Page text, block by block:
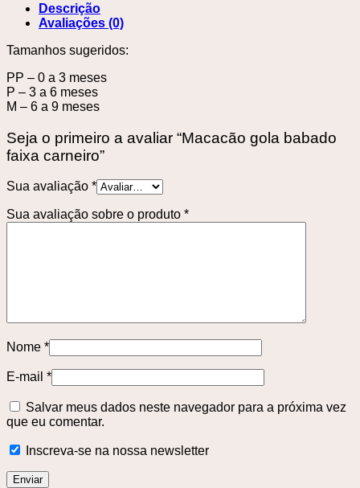
Descrição
Avaliações (0)
Tamanhos sugeridos:
PP – 0 a 3 meses
P – 3 a 6 meses
M – 6 a 9 meses
Seja o primeiro a avaliar “Macacão gola babado
faixa carneiro”
Sua avaliação *
Sua avaliação sobre o produto *
Nome *
E-mail *
Salvar meus dados neste navegador para a próxima vez
que eu comentar.
Inscreva-se na nossa newsletter